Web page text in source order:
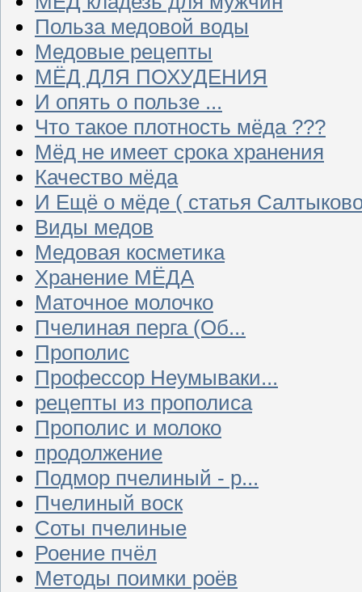
Польза медовой воды
Медовые рецепты
МЁД ДЛЯ ПОХУДЕНИЯ
И опять о пользе ...
Что такое плотность мёда ???
Мёд не имеет срока хранения
Качество мёда
И Ещё о мёде ( статья
Виды медов
Медовая косметика
Хранение МЁДА
Маточное молочко
Пчелиная перга (Об...
Прополис
Профессор Неумываки...
рецепты из прополиса
Прополис и молоко
продолжение
Подмор пчелиный - р...
Пчелиный воск
Соты пчелиные
Роение пчёл
Методы поимки роёв